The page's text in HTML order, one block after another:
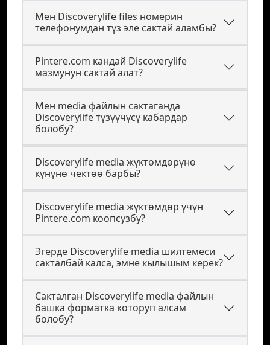
Мен Discoverylife files номерин
телефонумдан түз эле сактай аламбы?
Pintere.com кандай Discoverylife
мазмунун сактай алат?
Мен media файлын сактаганда
Discoverylife түзүүчүсү кабардар
болобу?
Discoverylife media жүктөмдөрүнө
күнүнө чектөө барбы?
Discoverylife media жүктөмдөр үчүн
Pintere.com коопсузбу?
Эгерде Discoverylife media шилтемеси
сакталбай калса, эмне кылышым керек?
Сакталган Discoverylife media файлын
башка форматка которуп алсам
болобу?